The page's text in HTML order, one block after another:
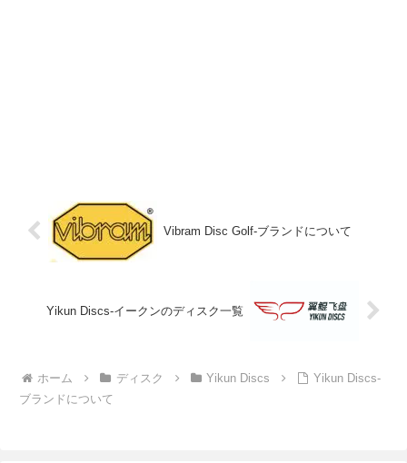
Vibram Disc Golf-ブランドについて
Yikun Discs-イークンのディスク一覧
ホーム ディスク Yikun Discs
Yikun Discs-
ブランドについて